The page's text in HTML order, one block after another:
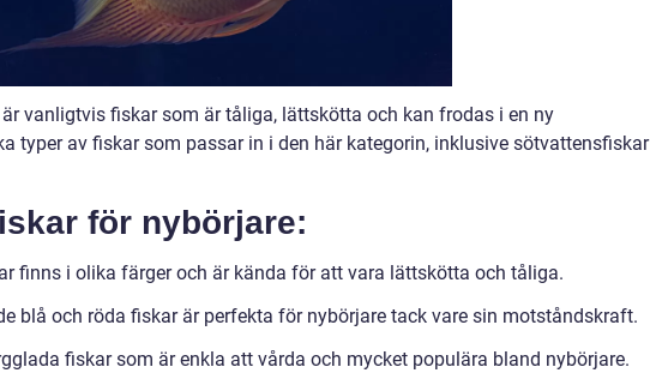
vanligtvis fiskar som är tåliga, lättskötta och kan frodas i en ny
typer av fiskar som passar in i den här kategorin, inklusive sötvattensfiskar
för nybörjare:
finns i olika färger och är kända för att vara lättskötta och tåliga.
blå och röda fiskar är perfekta för nybörjare tack vare sin motståndskraft.
fiskar som är enkla att vårda och mycket populära bland nybörjare.